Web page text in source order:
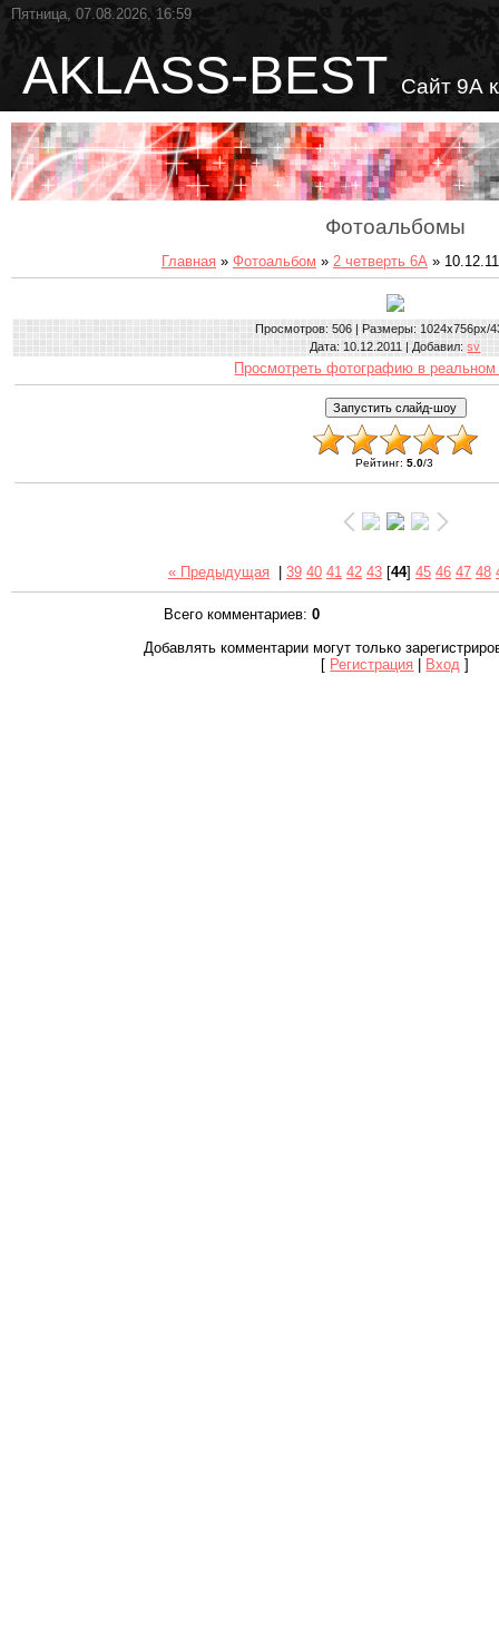
Пятница, 07.08.2026, 16:59
AKLASS-BEST Сайт 9А
Фотоальбомы
Главная » Фотоальбом » 2 четверть 6А »
Просмотров: 506 | Размеры: 1024x756px/
Дата: 10.12.2011 | Добавил:sv
Просмотреть фотографию в реальном
Рейтинг:5.0/3
« Предыдущая 39 40 41 42 43 [44] 45 46 47 48
Всего комментариев: 0
Добавлять комментарии могут только
[ Регистрация | Вход ]